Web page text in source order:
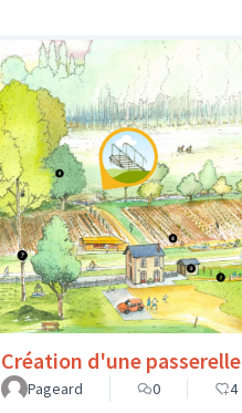
Création d'une passerelle
Pageard
0 4